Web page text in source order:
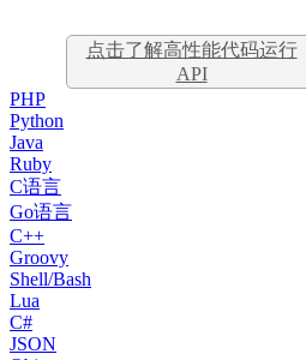
点击了解高性能代码运行
API
PHP
Python
Java
Ruby
C语言
Go语言
C++
Groovy
Shell/Bash
Lua
C#
JSON